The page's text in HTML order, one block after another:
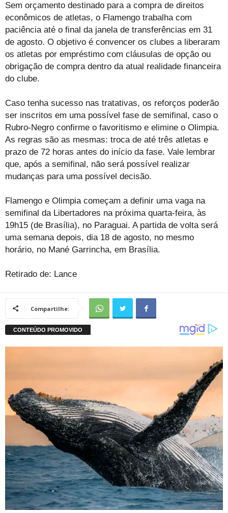
Sem orçamento destinado para a compra de direitos
econômicos de atletas, o Flamengo trabalha com
paciência até o final da janela de transferências em 31
de agosto. O objetivo é convencer os clubes a liberaram
os atletas por empréstimo com cláusulas de opção ou
obrigação de compra dentro da atual realidade financeira
do clube.
Caso tenha sucesso nas tratativas, os reforços poderão
ser inscritos em uma possível fase de semifinal, caso o
Rubro-Negro confirme o favoritismo e elimine o Olimpia.
As regras são as mesmas: troca de até três atletas e
prazo de 72 horas antes do início da fase. Vale lembrar
que, após a semifinal, não será possível realizar
mudanças para uma possível decisão.
Flamengo e Olimpia começam a definir uma vaga na
semifinal da Libertadores na próxima quarta-feira, às
19h15 (de Brasília), no Paraguai. A partida de volta será
uma semana depois, dia 18 de agosto, no mesmo
horário, no Mané Garrincha, em Brasília.
Retirado de: Lance
Compartilhe: